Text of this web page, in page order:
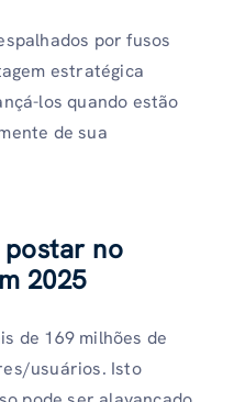
por fusos
estratégica
los quando estão
de sua
no
2025
de 169 milhões de
usuários. Isto